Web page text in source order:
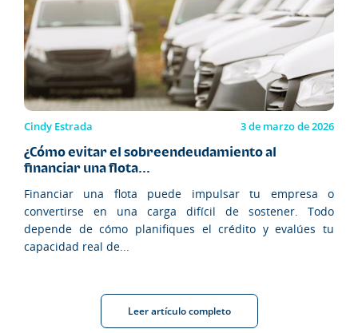
Cindy Estrada 3 de marzo de 2026
¿Cómo evitar el sobreendeudamiento al
financiar una flota...
Financiar una flota puede impulsar tu empresa o
convertirse en una carga difícil de sostener. Todo
depende de cómo planifiques el crédito y evalúes tu
capacidad real de...
Leer artículo completo